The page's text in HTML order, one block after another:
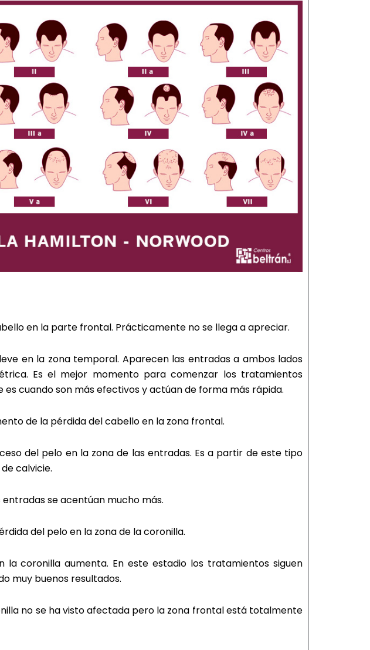
en la parte frontal. Prácticamente no se llega a apreciar.
en la zona temporal. Aparecen las entradas a ambos lados
Es el mejor momento para comenzar los tratamientos
es cuando son más efectivos y actúan de forma más rápida.
de la pérdida del cabello en la zona frontal.
del pelo en la zona de las entradas. Es a partir de este tipo
calvicie.
entradas se acentúan mucho más.
del pelo en la zona de la coronilla.
la coronilla aumenta. En este estadio los tratamientos siguen
muy buenos resultados.
no se ha visto afectada pero la zona frontal está totalmente